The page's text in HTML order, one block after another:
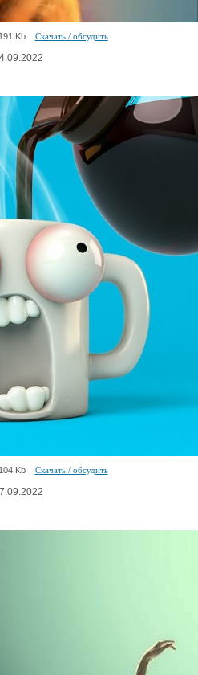
Kb Скачать / обсудить
Kb Скачать / обсудить